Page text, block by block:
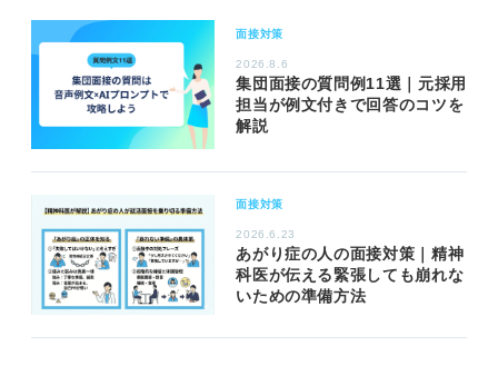
面接対策
2026.8.6
集団面接の質問例11選｜元採用
担当が例文付きで回答のコツを
解説
面接対策
2026.6.23
あがり症の人の面接対策｜精神
科医が伝える緊張しても崩れな
いための準備方法